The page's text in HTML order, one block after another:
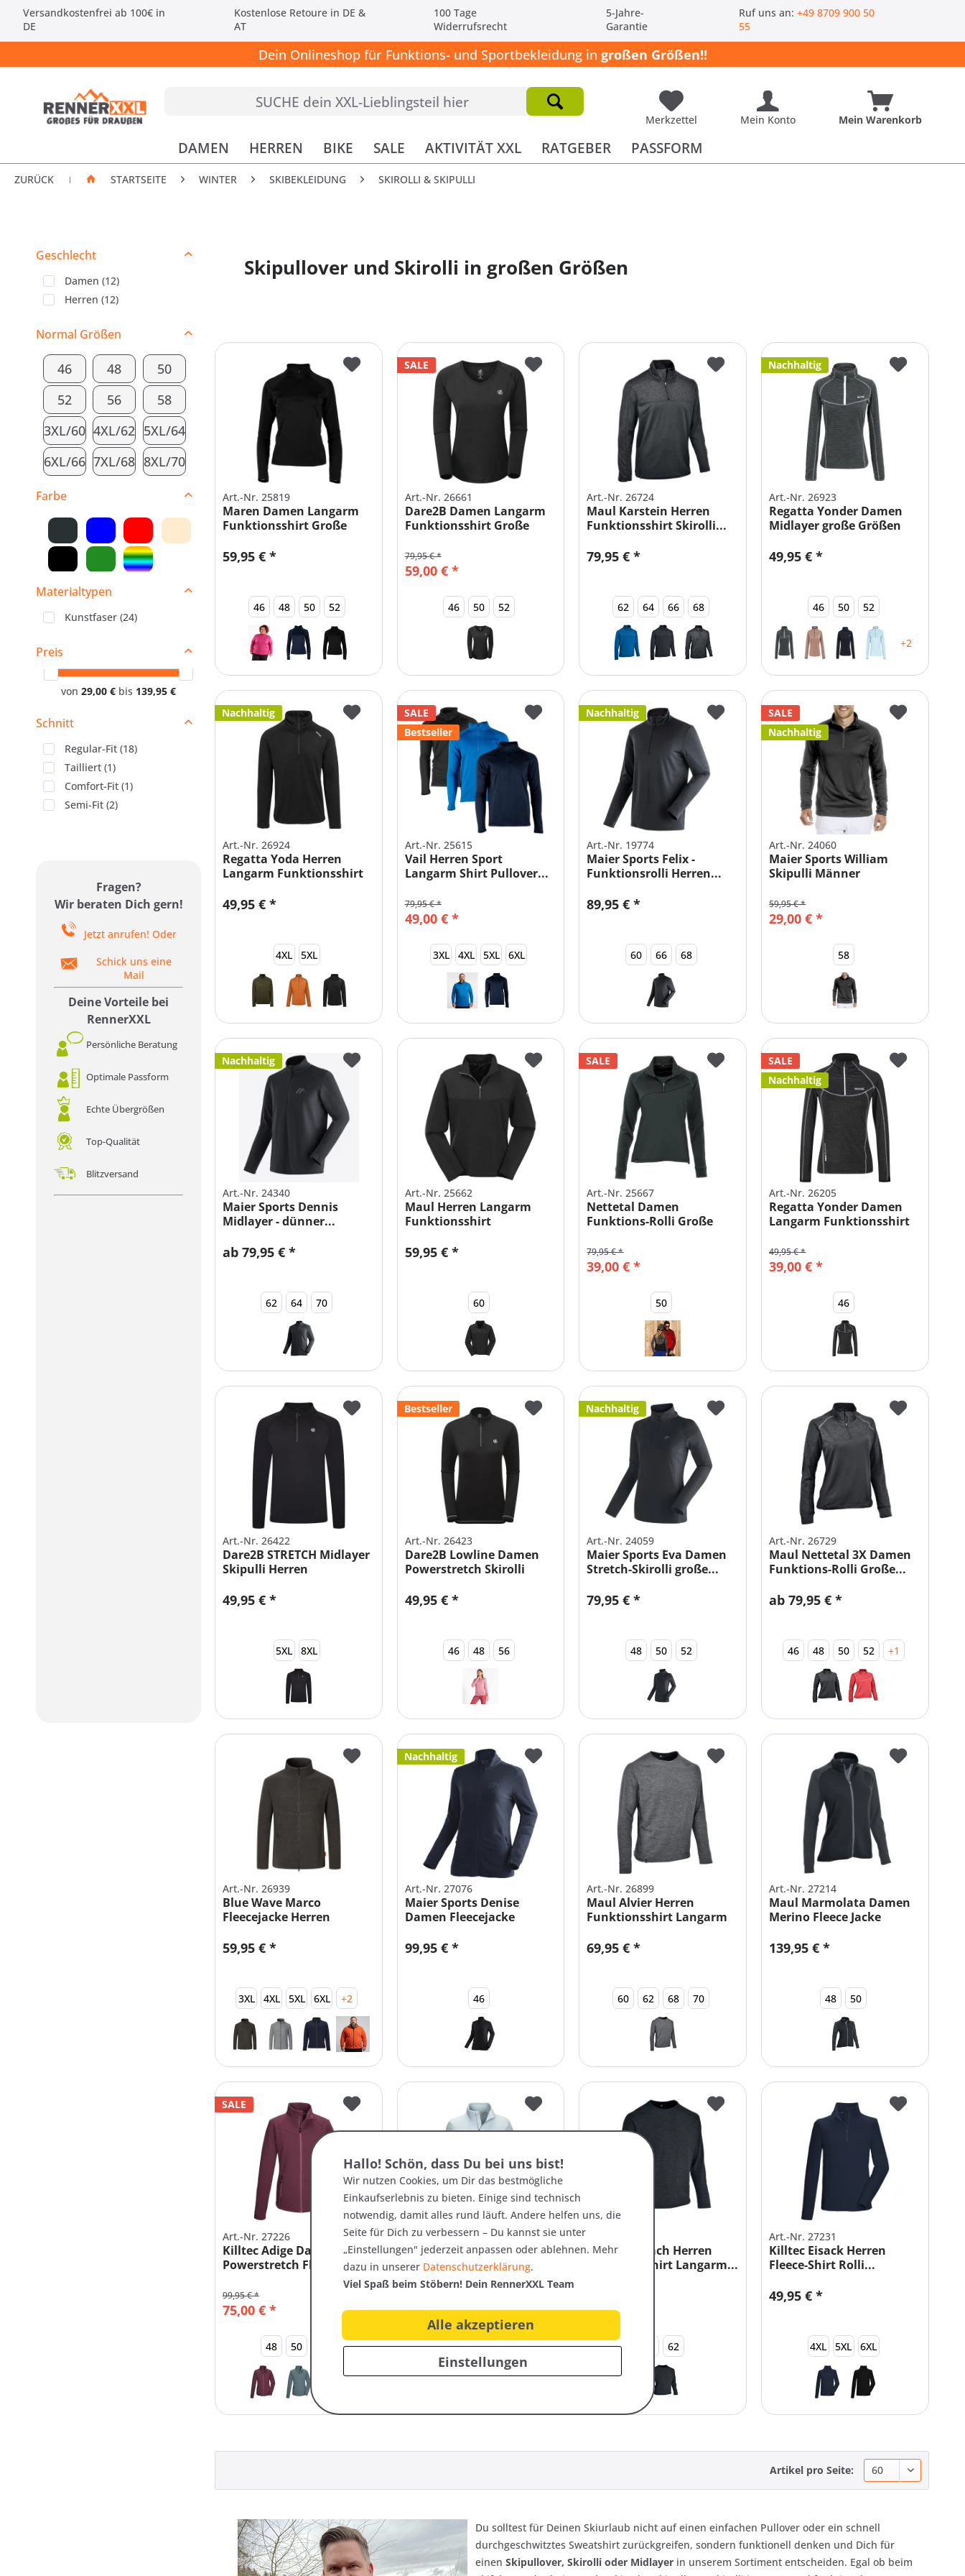
Versandkostenfrei ab 100€ in
DE
Kostenlose Retoure in DE &
AT
100 Tage
Widerrufsrecht
5-Jahre-
Garantie
Ruf uns an:+49 8709 900 50
55
Dein Onlineshop für Funktions- und Sportbekleidung in großen Größen!!
Merkzettel Mein Konto Mein Warenkorb
DAMEN HERREN BIKE SALE AKTIVITÄT XXL RATGEBER PASSFORM
ZURÜCK | STARTSEITE WINTER SKIBEKLEIDUNG SKIROLLI & SKIPULLI
Geschlecht
Damen (12)
Herren (12)
Normal Größen
46 48
50
52
56
58
3XL/60 4XL/62 5XL/64
6XL/66 7XL/68 8XL/70
Farbe
Materialtypen
Kunstfaser (24)
Preis
von 29,00 € bis 139,95 €
Schnitt
Regular-Fit (18)
Tailliert (1)
Comfort-Fit (1)
Semi-Fit (2)
Fragen?
Wir beraten Dich gern!
Jetzt anrufen! Oder
Schick uns eine
Mail
Deine Vorteile bei
RennerXXL
Persönliche Beratung
Optimale Passform
Echte Übergrößen
Top-Qualität
Blitzversand
Skipullover und Skirolli in großen Größen
Art.-Nr. 25819
Maren Damen Langarm
Funktionsshirt Große
59,95 € *
46 48 50 52
SALE
Art.-Nr. 26661
Dare2B Damen Langarm
Funktionsshirt Große
59,00 € *
79,95 € *
46 50 52
Art.-Nr. 26724
Maul Karstein Herren
Funktionsshirt Skirolli...
79,95 € *
62 64 66 68
Nachhaltig
Art.-Nr. 26923
Regatta Yonder Damen
Midlayer große Größen
49,95 € *
46 50 52
+2
Nachhaltig
Art.-Nr. 26924
Regatta Yoda Herren
Langarm Funktionsshirt
49,95 € *
4XL 5XL
SALE
Bestseller
Art.-Nr. 25615
Vail Herren Sport
Langarm Shirt Pullover...
49,00 € *
79,95 € *
3XL 4XL 5XL 6XL
Nachhaltig
Art.-Nr. 19774
Maier Sports Felix -
Funktionsrolli Herren...
89,95 € *
60 66 68
SALE
Nachhaltig
Art.-Nr. 24060
Maier Sports William
Skipulli Männer
29,00 € *
59,95 € *
58
Nachhaltig
Art.-Nr. 24340
Maier Sports Dennis
Midlayer - dünner...
ab 79,95 € *
62 64 70
Art.-Nr. 25662
Maul Herren Langarm
Funktionsshirt
59,95 € *
60
SALE
Art.-Nr. 25667
Nettetal Damen
Funktions-Rolli Große
39,00 € *
79,95 € *
50
SALE
Nachhaltig
Art.-Nr. 26205
Regatta Yonder Damen
Langarm Funktionsshirt
39,00 € *
49,95 € *
46
Art.-Nr. 26422
Dare2B STRETCH Midlayer
Skipulli Herren
49,95 € *
5XL 8XL
Bestseller
Art.-Nr. 26423
Dare2B Lowline Damen
Powerstretch Skirolli
49,95 € *
46 48 56
Nachhaltig
Art.-Nr. 24059
Maier Sports Eva Damen
Stretch-Skirolli große...
79,95 € *
48 50 52
Art.-Nr. 26729
Maul Nettetal 3X Damen
Funktions-Rolli Große...
ab 79,95 € *
46 48 50 52 +1
Art.-Nr. 26939
Blue Wave Marco
Fleecejacke Herren
59,95 € *
3XL 4XL 5XL 6XL +2
Nachhaltig
Art.-Nr. 27076
Maier Sports Denise
Damen Fleecejacke
99,95 € *
46
Art.-Nr. 26899
Maul Alvier Herren
Funktionsshirt Langarm
69,95 € *
60 62 68 70
Art.-Nr. 27214
Maul Marmolata Damen
Merino Fleece Jacke
139,95 € *
48 50
SALE
Art.-Nr. 27226
Killtec Adige Damen
Powerstretch Fleecejacke
75,00 € *
99,95 € *
48 50
Art.-Nr. 27229
Killtec Saskia Damen
Fleece-Shirt Große Größen
48
Maul Marbach Herren
Funktionsshirt Langarm...
62
Art.-Nr. 27231
Killtec Eisack Herren
Fleece-Shirt Rolli...
49,95 € *
4XL 5XL 6XL
Artikel pro Seite:
Du solltest für Deinen Skiurlaub nicht auf einen einfachen Pullover oder ein schnell
durchgeschwitztes Sweatshirt zurückgreifen, sondern funktionell denken und Dich für
einen Skipullover, Skirolli oder Midlayerin unserem Sortiment entscheiden. Egal ob beim
Hallo! Schön, dass Du bei uns bist!
Wir nutzen Cookies, um Dir das bestmögliche
Einkaufserlebnis zu bieten. Einige sind technisch
notwendig, damit alles rund läuft. Andere helfen uns, die
Seite für Dich zu verbessern – Du kannst sie unter
„Einstellungen" jederzeit anpassen oder ablehnen. Mehr
dazu in unserer Datenschutzerklärung.
Viel Spaß beim Stöbern! Dein RennerXXL Team
Alle akzeptieren
Einstellungen